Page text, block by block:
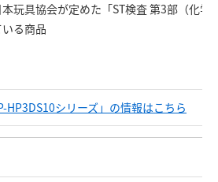
玩具協会が定めた「ST検査 第3部（化
る商品
HP3DS10シリーズ」の情報はこちら